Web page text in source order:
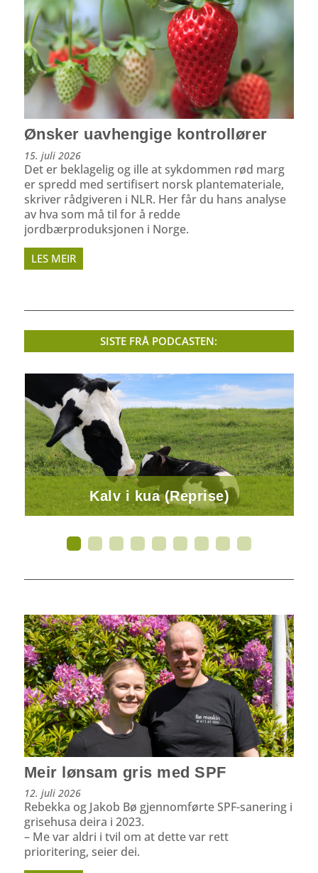
Ønsker uavhengige kontrollører
15. juli 2026
Det er beklagelig og ille at sykdommen rød marg
er spredd med sertifisert norsk plantemateriale,
skriver rådgiveren i NLR. Her får du hans analyse
av hva som må til for å redde
jordbærproduksjonen i Norge.
LES MEIR
SISTE FRÅ PODCASTEN:
Kalv i kua (Reprise)
Meir lønsam gris med SPF
12. juli 2026
Rebekka og Jakob Bø gjennomførte SPF-sanering i
grisehusa deira i 2023.
– Me var aldri i tvil om at dette var rett
prioritering, seier dei.